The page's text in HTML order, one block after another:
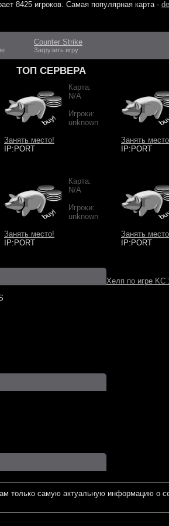
8425 игроков. Самая популярная карта -
Counter Strike
Загрузить игру
ТОП СЕРВЕРА
Карта:
N/A
Игроки:
unknown
Занять место!
IP:PORT
Занять
IP:PORT
Карта:
N/A
Игроки:
unknown
Занять место!
IP:PORT
Занять
IP:PORT
Хелп по игре KC
только самую актуальную информацию о